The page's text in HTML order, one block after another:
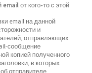
от кого-то с этой
email на данной
и
отправляющих
сообщение
копией полученного
в которых